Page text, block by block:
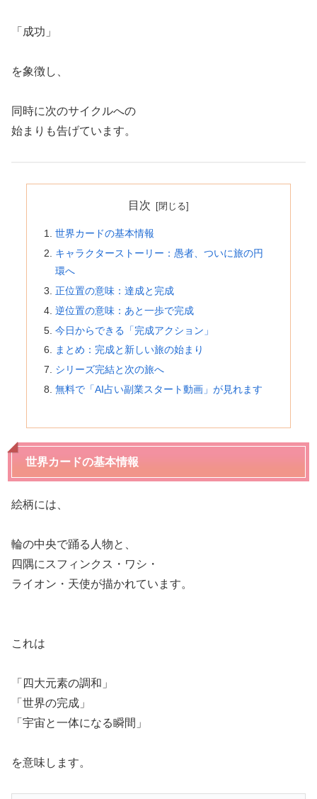
「成功」
を象徴し、
同時に次のサイクルへの
始まりも告げています。
目次
世界カードの基本情報
キャラクターストーリー：愚者、ついに旅の円
環へ
正位置の意味：達成と完成
逆位置の意味：あと一歩で完成
今日からできる「完成アクション」
まとめ：完成と新しい旅の始まり
シリーズ完結と次の旅へ
無料で「AI占い副業スタート動画」が見れます
世界カードの基本情報
絵柄には、
輪の中央で踊る人物と、
四隅にスフィンクス・ワシ・
ライオン・天使が描かれています。
これは
「四大元素の調和」
「世界の完成」
「宇宙と一体になる瞬間」
を意味します。